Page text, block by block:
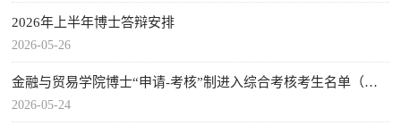
2026年上半年博士答辩安排
2026-05-26
金融与贸易学院博士“申请-考核”制进入综合考核考生名单（第二批）
2026-05-24